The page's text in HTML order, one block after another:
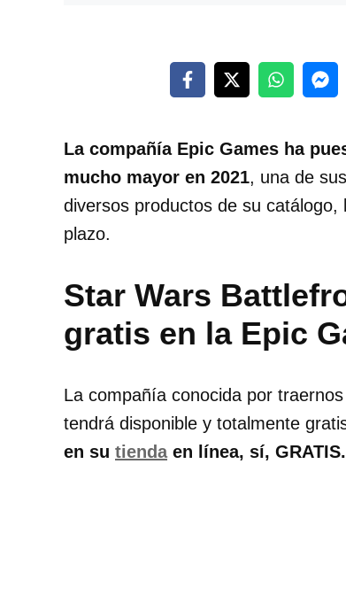
La compañía Epic Games ha
mucho mayor en 2021, una de
diversos productos de su
plazo.
Star Wars
gratis en la Epic
La compañía conocida por
tendrá disponible y totalmente
en su tiendaen línea, sí, GRATIS.